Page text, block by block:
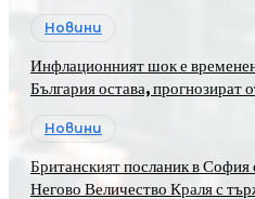
Новини
Инфлационният шок е
България остава,
Новини
Британският посланик в
Негово Величество Краля с